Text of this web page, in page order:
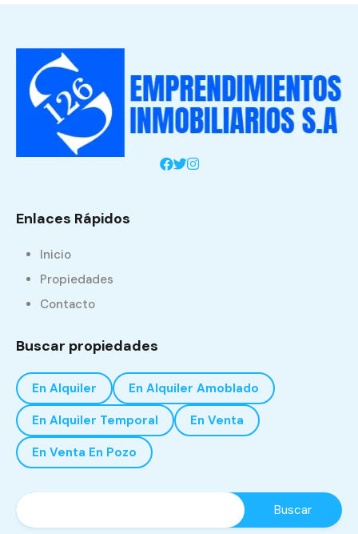
Enlaces Rápidos
Inicio
Propiedades
Contacto
Buscar propiedades
En Alquiler
En Alquiler Amoblado
En Alquiler Temporal
En Venta
En Venta En Pozo